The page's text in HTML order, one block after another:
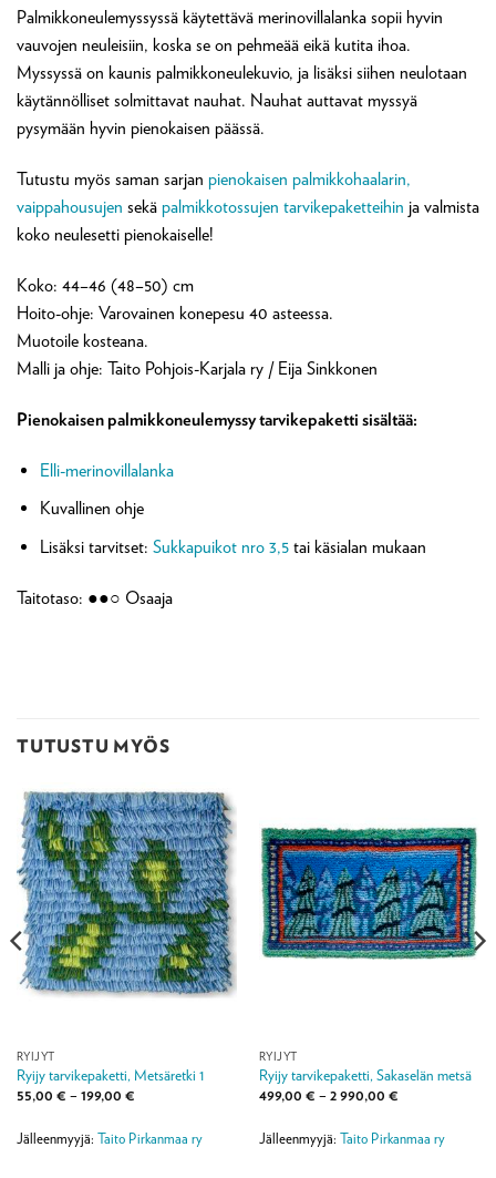
Palmikkoneulemyssyssä käytettävä merinovillalanka sopii hyvin
vauvojen neuleisiin, koska se on pehmeää eikä kutita ihoa.
Myssyssä on kaunis palmikkoneulekuvio, ja lisäksi siihen neulotaan
käytännölliset solmittavat nauhat. Nauhat auttavat myssyä
pysymään hyvin pienokaisen päässä.
Tutustu myös saman sarjan pienokaisen palmikkohaalarin,
vaippahousujen sekä palmikkotossujen tarvikepaketteihin ja valmista
koko neulesetti pienokaiselle!
Koko: 44–46 (48–50) cm
Hoito-ohje: Varovainen konepesu 40 asteessa.
Muotoile kosteana.
Malli ja ohje: Taito Pohjois-Karjala ry / Eija Sinkkonen
Pienokaisen palmikkoneulemyssy tarvikepaketti sisältää:
Elli-merinovillalanka
Kuvallinen ohje
Lisäksi tarvitset: Sukkapuikot nro 3,5tai käsialan mukaan
Taitotaso: ●●○ Osaaja
TUTUSTU MYÖS
RYIJYT
Ryijy tarvikepaketti, Metsäretki 1
55,00 € – 199,00 €Hintaluokka:
199,00 €
Jälleenmyyjä: Taito Pirkanmaa ry
RYIJYT
Ryijy tarvikepaketti, Sakaselän metsä
499,00 € – 2 990,00 €Hintaluokka:
2
990,00 €
Jälleenmyyjä: Taito Pirkanmaa ry